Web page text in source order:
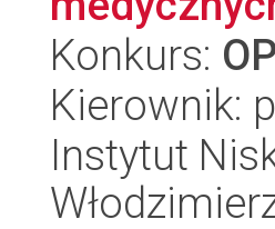
Konkurs:
Kierownik:
Instytut